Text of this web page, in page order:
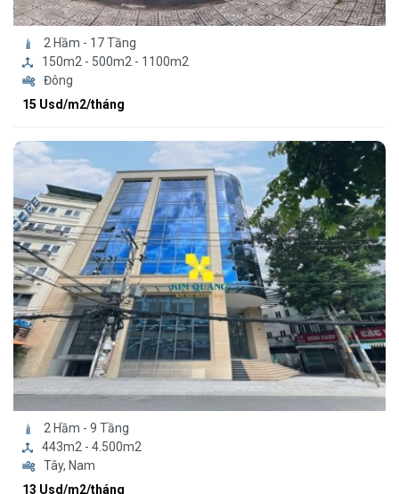
2 Hầm - 17 Tầng
150m2 - 500m2 - 1100m2
Đông
15 Usd/m2/tháng
2 Hầm - 9 Tầng
443m2 - 4.500m2
Tây, Nam
13 Usd/m2/tháng